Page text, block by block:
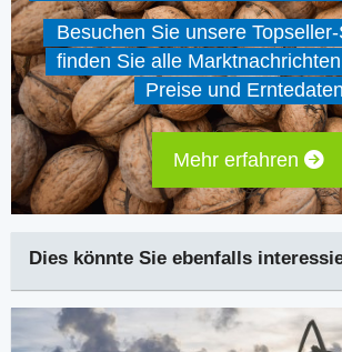
Besuchen Sie unsere
finden Sie alle
Preise und
Mehr erfahren
Dies könnte Sie ebenfalls